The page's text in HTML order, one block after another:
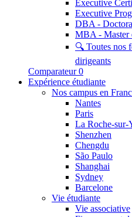
Executive
Executive
DBA -
MBA - Master
🔍 Toutes nos
dirigeants
Comparateur 0
Expérience étudiante
Nos campus en
Nantes
Paris
La Roche-sur-
Shenzhen
Chengdu
São Paulo
Shanghai
Sydney
Barcelone
Vie étudiante
Vie associative